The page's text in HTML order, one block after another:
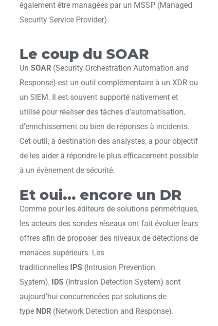
également être managées par un MSSP (Managed
Security Service Provider).
Le coup du SOAR
Un SOAR (Security Orchestration Automation and
Response) est un outil complémentaire à un XDR ou
un SIEM. Il est souvent supporté nativement et
utilisé pour réaliser des tâches d’automatisation,
d’enrichissement ou bien de réponses à incidents.
Cet outil, à destination des analystes, a pour objectif
de les aider à répondre le plus efficacement possible
à un évènement de sécurité.
Et oui... encore un DR
Comme pour les éditeurs de solutions périmétriques,
les acteurs des sondes réseaux ont fait évoluer leurs
offres afin de proposer des niveaux de détections de
menaces supérieurs. Les
traditionnelles IPS (Intrusion Prevention
System), IDS (Intrusion Detection System) sont
aujourd’hui concurrencées par solutions de
type NDR (Network Detection and Response).